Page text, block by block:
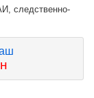
следственно-